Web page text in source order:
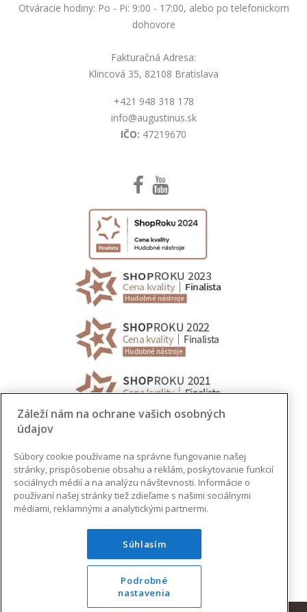
Otváracie hodiny: Po - Pi: 9:00 - 17:00, alebo po telefonickom
dohovore
Fakturačná Adresa:
Klincová 35, 82108 Bratislava
+421 948 318 178
info@augustinus.sk
IČO: 47219670
Záleží nám na ochrane vašich osobných
údajov
Súbory cookie používame na správne fungovanie našej
stránky, prispôsobenie obsahu a reklám, poskytovanie funkcií
sociálnych médií a na analýzu návštevnosti. Informácie o
používaní našej stránky tiež zdieľame s našimi sociálnymi
médiami, reklamnými a analytickými partnermi.
Súhlasím
Podrobné
nastavenia